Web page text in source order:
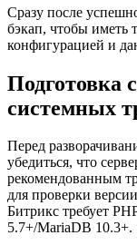
Сразу после
бэкап, чтобы иметь
конфигурацией и
Подготовка
системных
Перед
убедиться, что
рекомендованным
для проверки
Битрикс требует
5.7+/MariaDB 10.3+.